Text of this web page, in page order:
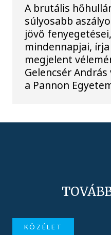
A brutális
súlyosabb
jövő
mindennapjai,
megjelent
Gelencsér
a Pannon
KÖZÉLET